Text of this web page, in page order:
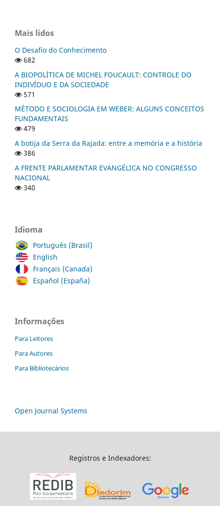
Mais lidos
O Desafio do Conhecimento
682
A BIOPOLÍTICA DE MICHEL FOUCAULT: CONTROLE DO
INDIVÍDUO E DA SOCIEDADE
571
MÉTODO E SOCIOLOGIA EM WEBER: ALGUNS CONCEITOS
FUNDAMENTAIS
479
A botija da Serra da Rajada: entre a memória e a história
386
A FRENTE PARLAMENTAR EVANGÉLICA NO CONGRESSO
NACIONAL
340
Idioma
Português (Brasil)
English
Français (Canada)
Español (España)
Informações
Para Leitores
Para Autores
Para Bibliotecários
Open Journal Systems
Registros e Indexadores: